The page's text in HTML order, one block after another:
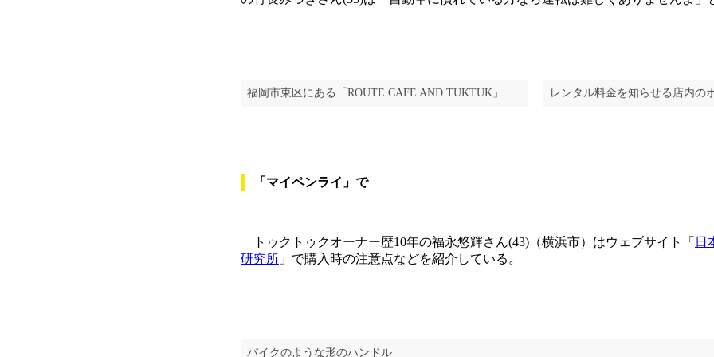
福岡市東区にある「ROUTE CAFE AND TUKTUK」 レンタル料金を知らせる店内の
「マイペンライ」で
トゥクトゥクオーナー歴10年の福永悠輝さん(43)（横浜市）はウェブサイト「 日
研究所 」で購入時の注意点などを紹介している。
バイクのような形のハンドル